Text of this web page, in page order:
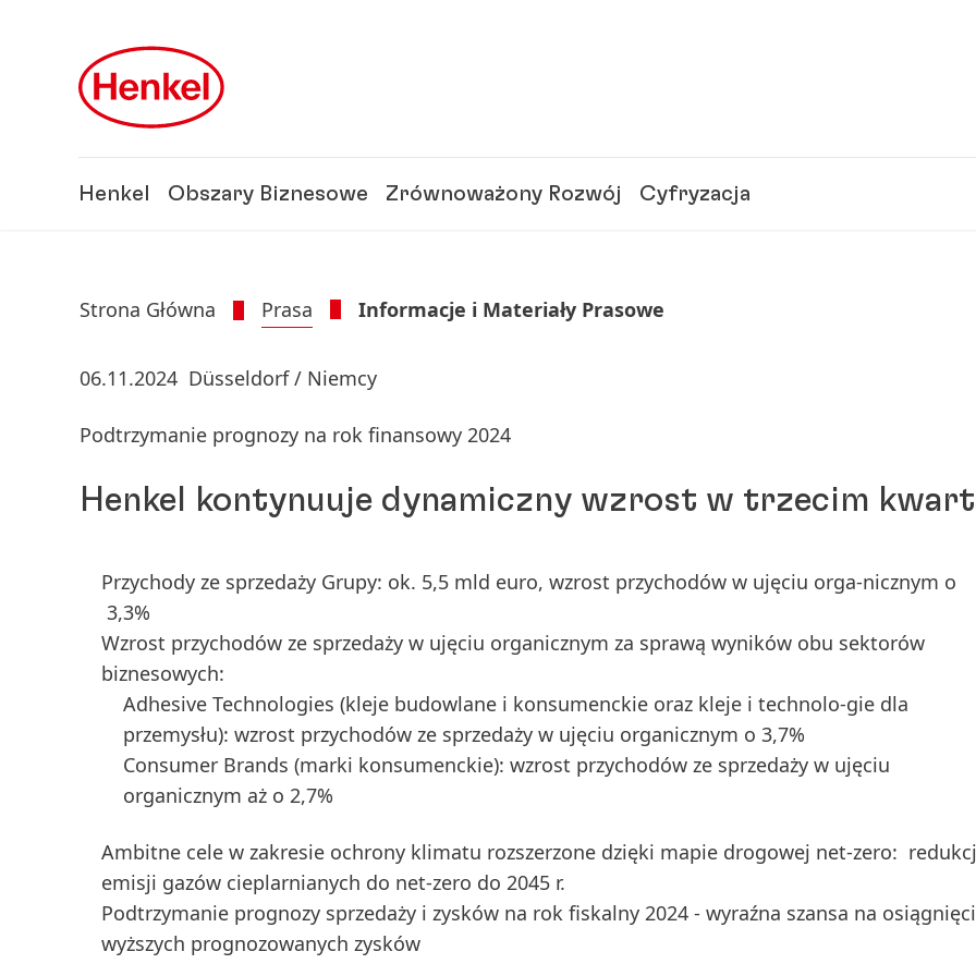
Henkel Obszary Biznesowe Zrównoważony Rozwój Cyfryzacja
Strona Główna Prasa Informacje i Materiały Prasowe
06.11.2024 Düsseldorf / Niemcy
Podtrzymanie prognozy na rok finansowy 2024
Henkel kontynuuje dynamiczny wzrost w trzecim
Przychody ze sprzedaży Grupy: ok. 5,5 mld euro, wzrost przychodów w ujęciu orga-nicznym o
3,3%
Wzrost przychodów ze sprzedaży w ujęciu organicznym za sprawą wyników obu sektorów
biznesowych:
Adhesive Technologies (kleje budowlane i konsumenckie oraz kleje i technolo-gie dla
przemysłu): wzrost przychodów ze sprzedaży w ujęciu organicznym o 3,7%
Consumer Brands (marki konsumenckie): wzrost przychodów ze sprzedaży w ujęciu
organicznym aż o 2,7%
Ambitne cele w zakresie ochrony klimatu rozszerzone dzięki mapie drogowej net-zero:
emisji gazów cieplarnianych do net-zero do 2045 r.
Podtrzymanie prognozy sprzedaży i zysków na rok fiskalny 2024 - wyraźna szansa na
wyższych prognozowanych zysków